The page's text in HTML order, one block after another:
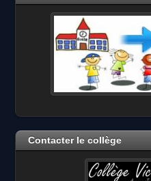
Contacter le collège